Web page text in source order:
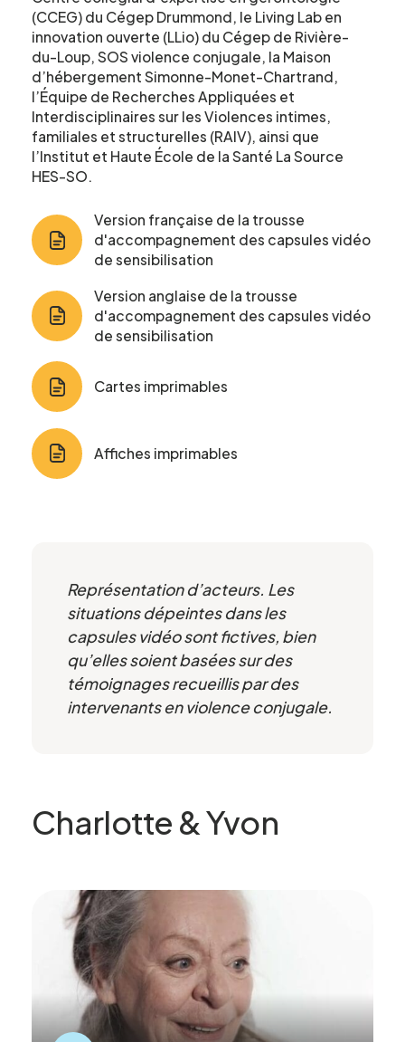
(CCEG) du Cégep Drummond, le Living Lab en
innovation ouverte (LLio) du Cégep de Rivière-
du-Loup, SOS violence conjugale, la Maison
d’hébergement Simonne-Monet-Chartrand,
l’Équipe de Recherches Appliquées et
Interdisciplinaires sur les Violences intimes,
familiales et structurelles (RAIV), ainsi que
l’Institut et Haute École de la Santé La Source
HES-SO.
Version française de la trousse
d'accompagnement des capsules vidéo
de sensibilisation
Version anglaise de la trousse
d'accompagnement des capsules vidéo
de sensibilisation
Cartes imprimables
Affiches imprimables
Représentation d’acteurs. Les
situations dépeintes dans les
capsulesvidéo sont fictives, bien
qu’elles soient basées sur des
témoignages recueillis par des
intervenants en violence conjugale.
Charlotte & Yvon